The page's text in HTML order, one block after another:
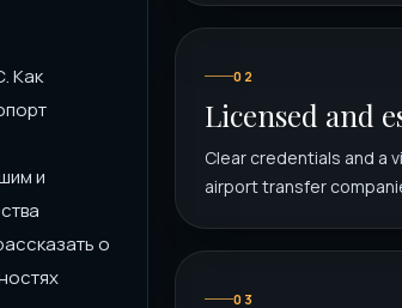
Как
и
о
02
Licensed and
Clear credentials and a
airport transfer
03